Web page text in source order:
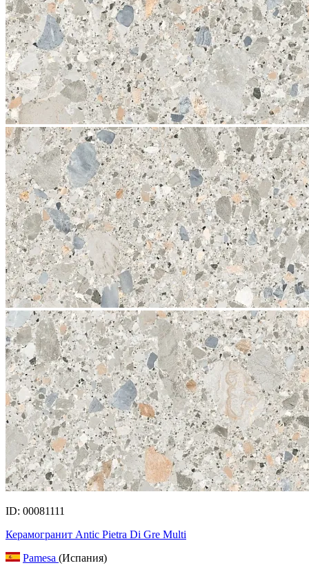
ID: 00081111
Керамогранит Antic Pietra Di Gre Multi
Pamesa (Испания)